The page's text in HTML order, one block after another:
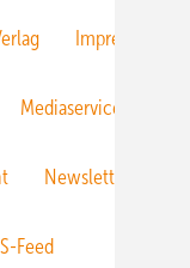
Impressum
Mediaservice
Newsletter
Feed